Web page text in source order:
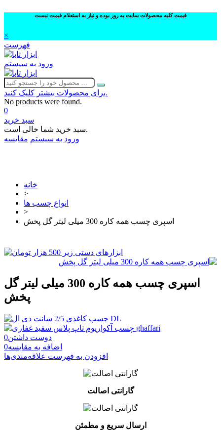
قیمت کلیه محصولات سایت به روز بوده و نیاز به استعلام قیمت نیست
×
فهرست
ورود به سیستم
برای محصولات بیشتر کلیک کنید.
No products were found.
0
سبد خرید
سبد خرید شما خالی است.
ورود به سیستم مقایسه
خانه
>
انواع چسب ها
>
اسپری چسب همه کاره 300 میلی لیتر گل پخش
اسپری چسب همه کاره 300 میلی لیتر گل
پخش
دوست داشتن0
اضافه به مقایسه0
افزودن به فهرست علاقه‌مندی‌ها
گارانتی اصالت
ارسال سریع و مطمئن